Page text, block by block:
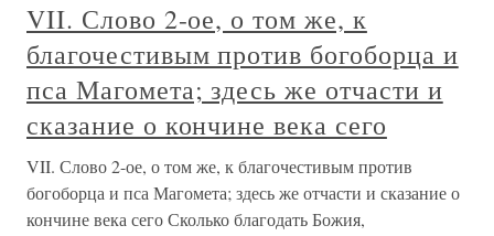
VII. Слово 2-ое, о том же, к
благочестивым против богоборца и
пса Магомета; здесь же отчасти и
сказание о кончине века сего
VII. Слово 2-ое, о том же, к благочестивым против
богоборца и пса Магомета; здесь же отчасти и сказание о
кончине века сего Сколько благодать Божия,